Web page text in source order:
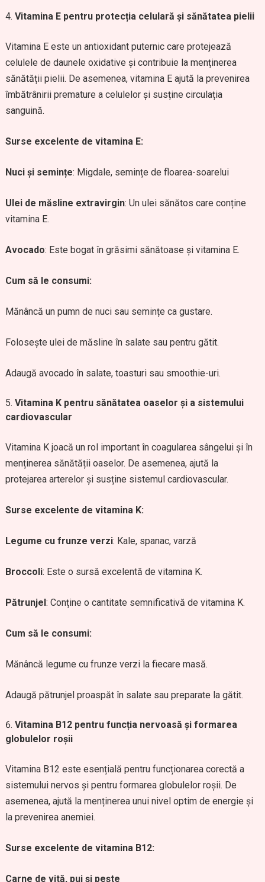
Vitamina E pentru protecția celulară și sănătatea pielii
Vitamina E este un antioxidant puternic care protejează
celulele de daunele oxidative și contribuie la menținerea
sănătății pielii. De asemenea, vitamina E ajută la prevenirea
îmbătrânirii premature a celulelor și susține circulația
sanguină.
Surse excelente de vitamina E:
Nuci și semințe: Migdale, semințe de floarea-soarelui
Ulei de măsline extravirgin: Un ulei sănătos care conține
vitamina E.
Avocado: Este bogat în grăsimi sănătoase și vitamina E.
Cum să le consumi:
Mănâncă un pumn de nuci sau semințe ca gustare.
Folosește ulei de măsline în salate sau pentru gătit.
Adaugă avocado în salate, toasturi sau smoothie-uri.
Vitamina K pentru sănătatea oaselor și a sistemului
cardiovascular
Vitamina K joacă un rol important în coagularea sângelui și în
menținerea sănătății oaselor. De asemenea, ajută la
protejarea arterelor și susține sistemul cardiovascular.
Surse excelente de vitamina K:
Legume cu frunze verzi: Kale, spanac, varză
Broccoli: Este o sursă excelentă de vitamina K.
Pătrunjel: Conține o cantitate semnificativă de vitamina K.
Cum să le consumi:
Mănâncă legume cu frunze verzi la fiecare masă.
Adaugă pătrunjel proaspăt în salate sau preparate la gătit.
Vitamina B12 pentru funcția nervoasă și formarea
globulelor roșii
Vitamina B12 este esențială pentru funcționarea corectă a
sistemului nervos și pentru formarea globulelor roșii. De
asemenea, ajută la menținerea unui nivel optim de energie și
la prevenirea anemiei.
Surse excelente de vitamina B12:
Carne de vită, pui și pește